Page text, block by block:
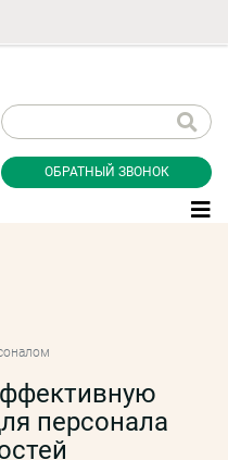
ОБРАТНЫЙ ЗВОНОК
персонала
персональных